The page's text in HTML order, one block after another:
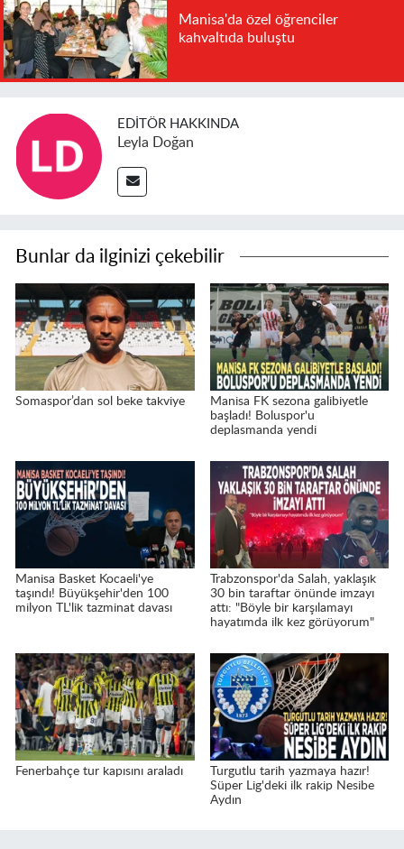
Manisa'da özel öğrenciler
kahvaltıda buluştu
EDITÖR HAKKINDA
Leyla Doğan
Bunlar da ilginizi çekebilir
Somaspor’dan sol beke takviye
Manisa FK sezona galibiyetle
başladı! Boluspor'u
deplasmanda yendi
Manisa Basket Kocaeli'ye
taşındı! Büyükşehir'den 100
milyon TL'lik tazminat davası
Trabzonspor'da Salah, yaklaşık
30 bin taraftar önünde imzayı
attı: "Böyle bir karşılamayı
hayatımda ilk kez görüyorum"
Fenerbahçe tur kapısını araladı
Turgutlu tarih yazmaya hazır!
Süper Lig'deki ilk rakip Nesibe
Aydın